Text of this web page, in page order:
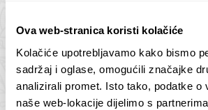
Ova web-stranica koristi kolačiće
Kolačiće upotrebljavamo kako bismo
sadržaj i oglase, omogućili značajke
analizirali promet. Isto tako, podatke o
naše web-lokacije dijelimo s
Butan – ljudi 2
75,00€ – 138,00€Raspon